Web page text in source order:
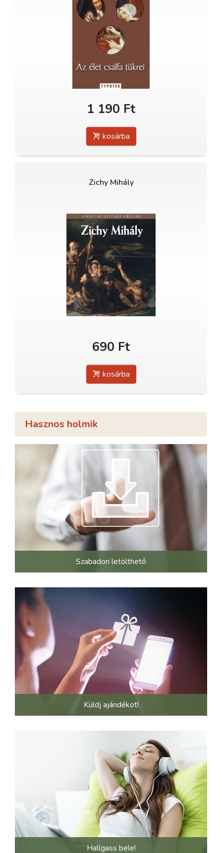
1 190 Ft
kosárba
Zichy Mihály
690 Ft
kosárba
Hasznos holmik
Szabadon letölthető
Küldj ajándékot!
Hallgass bele!